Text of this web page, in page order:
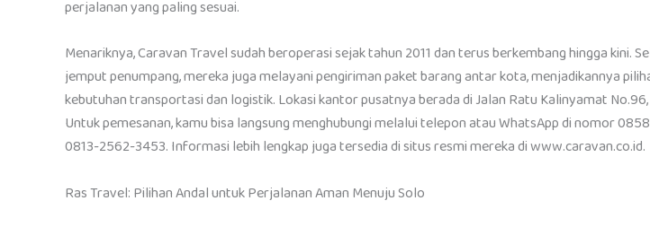
perjalanan yang paling sesuai.
Menariknya, Caravan Travel sudah beroperasi sejak tahun 2011 dan terus berkembang hingga kini.
jemput penumpang, mereka juga melayani pengiriman paket barang antar kota, menjadikannya
kebutuhan transportasi dan logistik. Lokasi kantor pusatnya berada di Jalan Ratu Kalinyamat No.96,
Untuk pemesanan, kamu bisa langsung menghubungi melalui telepon atau WhatsApp di nomor
0813-2562-3453. Informasi lebih lengkap juga tersedia di situs resmi mereka di www.caravan.co.id.
Ras Travel: Pilihan Andal untuk Perjalanan Aman Menuju Solo